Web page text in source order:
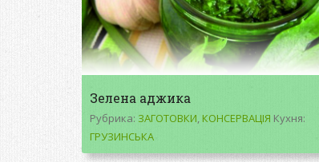
Зелена аджика
Рубрика: ЗАГОТОВКИ,КОНСЕРВАЦІЯ Кухня:
ГРУЗИНСЬКА